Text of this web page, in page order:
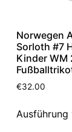
Norwegen
Sorloth #7
Kinder WM
€32.00
Ausführung